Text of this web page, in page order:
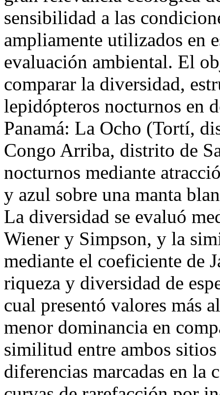
sensibilidad a las
ampliamente utilizados en
evaluación ambiental. El
comparar la diversidad,
lepidópteros nocturnos en
Panamá: La Ocho (Tortí,
Congo Arriba, distrito de
nocturnos mediante
y azul sobre una manta
La diversidad se evaluó
Wiener y Simpson, y la
mediante el coeficiente de
riqueza y diversidad de
cual presentó valores más
menor dominancia en
similitud entre ambos
diferencias marcadas en la